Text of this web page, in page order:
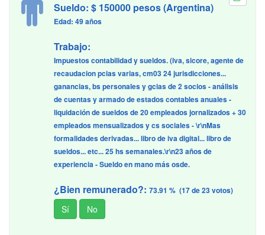
Sueldo: $ 150000 pesos (Argentina)
Edad: 49 años
Trabajo:
Impuestos contabilidad y sueldos. (iva, sicore, agente de
recaudacion pcias varias, cm03 24 jurisdicciones...
ganancias, bs personales y gcias de 2 socios - análisis
de cuentas y armado de estados contables anuales -
liquidación de sueldos de 20 empleados jornalizados + 30
empleados mensualizados y cs sociales - \r\nMas
formalidades derivadas... libro de iva digital... libro de
sueldos... etc... 25 hs semanales.\r\n23 años de
experiencia - Sueldo en mano más osde.
¿Bien remunerado?: 73.91 % (17 de 23 votos)